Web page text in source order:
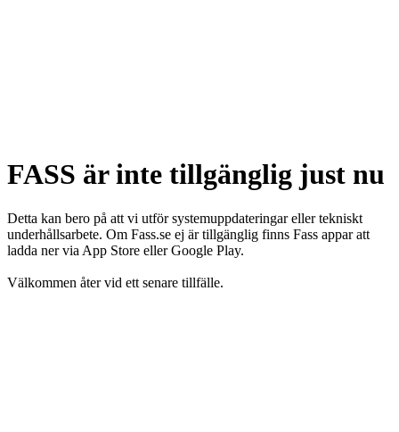
FASS är inte tillgänglig just nu
Detta kan bero på att vi utför systemuppdateringar eller tekniskt
underhållsarbete. Om Fass.se ej är tillgänglig finns Fass appar att
ladda ner via App Store eller Google Play.
Välkommen åter vid ett senare tillfälle.